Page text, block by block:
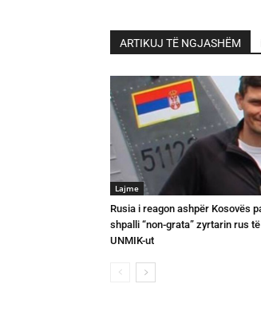
ARTIKUJ TË NGJASHËM
Lajme
Rusia i reagon ashpër Kosovës
shpalli “non-grata” zyrtarin rus të
UNMIK-ut